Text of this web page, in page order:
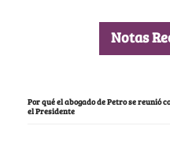
Notas
Por qué el abogado de Petro se reunió
el Presidente